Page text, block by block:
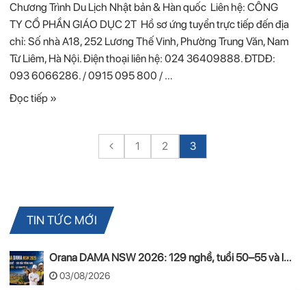
Chương Trình Du Lịch Nhật bản & Hàn quốc Liên hệ: CÔNG
TY CỔ PHẦN GIÁO DỤC 2T Hồ sơ ứng tuyển trực tiếp đến địa
chỉ: Số nhà A18, 252 Lương Thế Vinh, Phường Trung Văn, Nam
Từ Liêm, Hà Nội. Điện thoại liên hệ: 024 36409888. ĐTDĐ:
093 6066286. / 0915 095 800 / …
Đọc tiếp »
1 2 3
TIN TỨC MỚI
Orana DAMA NSW 2026: 129 nghề, tuổi 50–55 và lộ
trình PR
03/08/2026